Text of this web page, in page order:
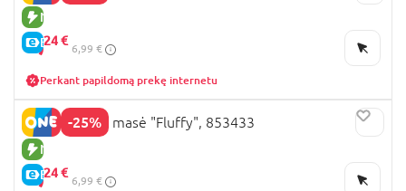
NAUJA PREKĖ
E-KAINA
5,24 €
6,99 €
Perkant papildomą prekę internetu
-25%
NAUJA PREKĖ
E-KAINA
JADORE puri masė "Fluffy", 853433
5,24 €
6,99 €